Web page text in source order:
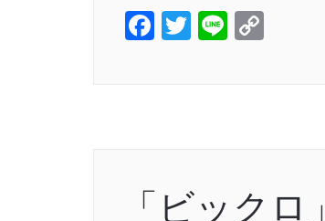
Facebook
Twitter
Line
「ビックロ